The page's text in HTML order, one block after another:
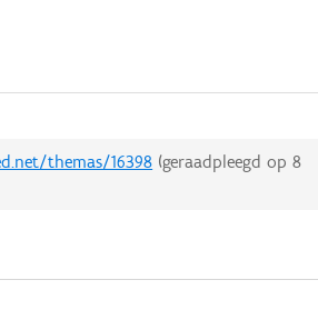
themas/16398 (geraadpleegd op8